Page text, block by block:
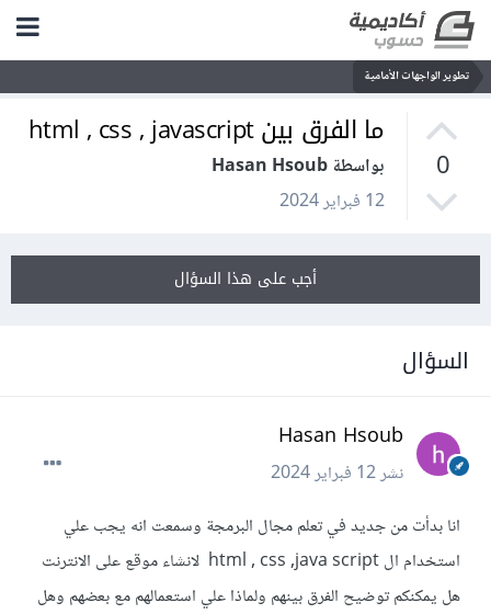
تطوير الواجهات الأمامية
0
ما الفرق بين html , css , javascript
بواسطة Hasan Hsoub
12 فبراير 2024
أجب على هذا السؤال
السؤال
Hasan Hsoub
نشر12 فبراير 2024
انا بدأت من جديد في تعلم مجال البرمجة وسمعت انه يجب علي
استخدام ال html , css ,java script لانشاء موقع على الانترنت
هل يمكنكم توضيح الفرق بينهم ولماذا علي استعمالهم مع بعضهم وهل